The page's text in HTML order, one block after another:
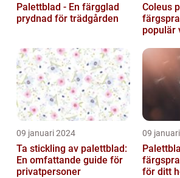
Palettblad - En färgglad
prydnad för trädgården
Coleus
populär
09 januari 2024
Ta stickling av palettblad:
En omfattande guide för
privatpersoner
09
för ditt